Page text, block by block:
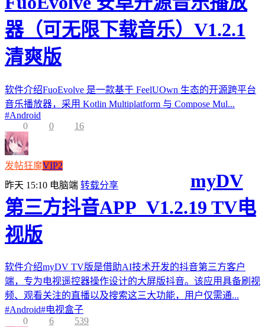
器（可无限下载音乐）V1.2.1
清爽版
软件介绍FuoEvolve 是一款基于 FeelUOwn 生态的开源跨平台
音乐播放器，采用 Kotlin Multiplatform 与 Compose Mul...
#Android
0
0 16
发帖狂魔VIP2
昨天 15:10 电脑端 转载分享
myDV
第三方抖音APP_V1.2.19 TV电
视版
软件介绍myDV TV版是借助AI技术开发的抖音第三方客户
端，专为电视遥控器操作设计的大屏版抖音。该应用具备刷视
频、观看关注的直播以及搜索这三大功能，用户仅需通...
#Android#电视盒子
0
6 539